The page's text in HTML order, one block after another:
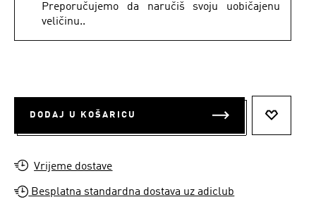
Preporučujemo da naručiš svoju uobičajenu
veličinu..
DODAJ U KOŠARICU
Vrijeme dostave
Besplatna standardna dostava uz adiclub